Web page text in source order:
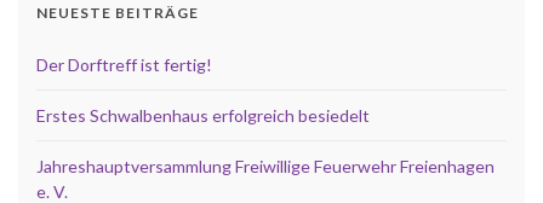
NEUESTE BEITRÄGE
Der Dorftreff ist fertig!
Erstes Schwalbenhaus erfolgreich besiedelt
Jahreshauptversammlung Freiwillige Feuerwehr Freienhagen
e. V.